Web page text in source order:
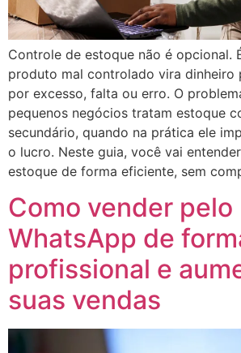
Controle de estoque não é opcional.
produto mal controlado vira
por excesso, falta ou erro. O
pequenos negócios tratam estoque
secundário, quando na prática ele
o lucro. Neste guia, você vai
estoque de forma eficiente, sem
Como vender pelo
WhatsApp de
profissional e
suas vendas